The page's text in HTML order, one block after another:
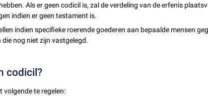
Als er geen codicil is, zal de verdeling van de erfenis
indien er geen testament is.
indien specifieke roerende goederen aan bepaalde mensen
nog niet zijn vastgelegd.
codicil?
volgende te regelen: